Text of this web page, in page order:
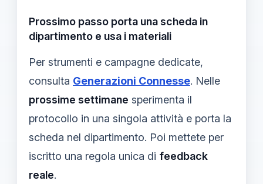
Prossimo passo porta una scheda in
dipartimento e usa i materiali
Per strumenti e campagne dedicate,
consulta Generazioni Connesse. Nelle
prossime settimane sperimenta il
protocollo in una singola attività e porta la
scheda nel dipartimento. Poi mettete per
iscritto una regola unica di feedback
reale.